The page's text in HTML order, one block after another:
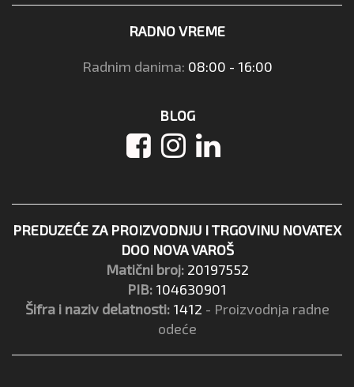
RADNO VREME
Radnim danima: 08:00 - 16:00
BLOG
PREDUZEĆE ZA PROIZVODNJU I TRGOVINU NOVATEX
DOO NOVA VAROŠ
Matični broj: 20197552
PIB: 104630901
Šifra i naziv delatnosti: 1412 - Proizvodnja radne
odeće